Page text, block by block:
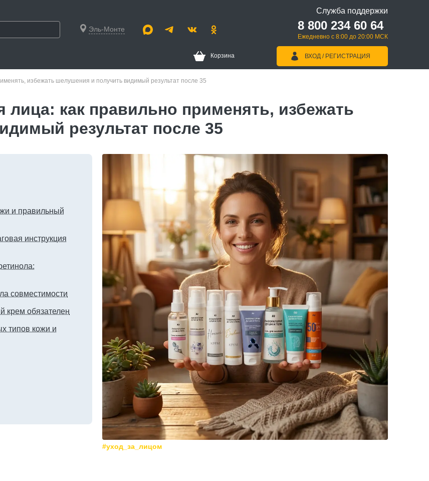
Эль-Монте
Служба поддержки
8 800 234 60 64
Ежедневно с 8:00 до 20:00 МСК
Корзина ВХОД / РЕГИСТРАЦИЯ
избежать шелушения и получить видимый результат после 35
как правильно применять, избежать
результат после 35
#уход_за_лицом
и правильный
инструкция
совместимости
крем обязателен
типов кожи и